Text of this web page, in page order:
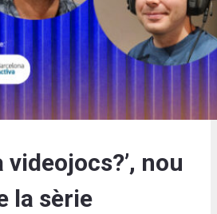
videojocs?’, nou
la sèrie